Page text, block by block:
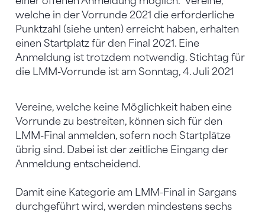
welche in der Vorrunde 2021 die erforderliche
Punktzahl (siehe unten) erreicht haben, erhalten
einen Startplatz für den Final 2021. Eine
Anmeldung ist trotzdem notwendig. Stichtag für
die LMM-Vorrunde ist am Sonntag, 4. Juli 2021
Vereine, welche keine Möglichkeit haben eine
Vorrunde zu bestreiten, können sich für den
LMM-Final anmelden, sofern noch Startplätze
übrig sind. Dabei ist der zeitliche Eingang der
Anmeldung entscheidend.
Damit eine Kategorie am LMM-Final in Sargans
durchgeführt wird, werden mindestens sechs